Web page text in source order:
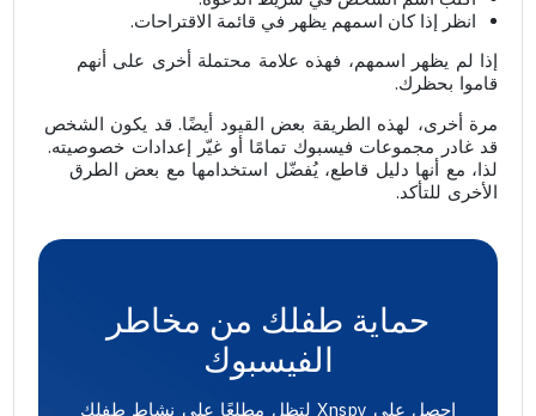
انظر إذا كان اسمهم يظهر في قائمة الاقتراحات.
إذا لم يظهر اسمهم، فهذه علامة محتملة أخرى على أنهم
قاموا بحظرك.
مرة أخرى، لهذه الطريقة بعض القيود أيضًا. قد يكون الشخص
قد غادر مجموعات فيسبوك تمامًا أو غيّر إعدادات خصوصيته.
لذا، مع أنها دليل قاطع، يُفضّل استخدامها مع بعض الطرق
الأخرى للتأكد.
حماية طفلك من مخاطر
الفيسبوك
احصل على Xnspy لتظل مطلعًا على نشاط طفلك